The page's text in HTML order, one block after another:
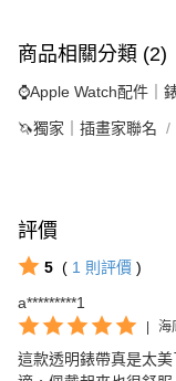
商品相關分類 (2)
⌚Apple Watch配件｜
🦄獨家｜插畫家聯名
評價
5 ( 1 則評價 )
a*********1
| 海
這款透明錶帶真是太